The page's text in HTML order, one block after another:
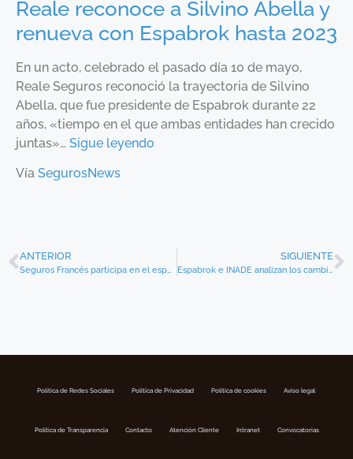
Reale reconoce a Silvino Abella y
renueva con Espabrok hasta 2023
En un acto, celebrado el pasado día 10 de mayo,
Reale Seguros reconoció la trayectoria de Silvino
Abella, que fue presidente de Espabrok durante 22
años, «tiempo en el que ambas entidades han crecido
juntas»… Sigue leyendo
Vía SegurosNews
ANTERIOR
Seguros Francés participa en el especial Asesoría y Seguros del Periódico de Ontinyent
SIGUIENTE
Espabrok e INADE analizan los cambios del Real Decreto 287/2021 en materia de formación
Política de Redes Sociales Politica de Privacidad Política de cookies Aviso legal
Política de Transparencia Contacto Atención Cliente Intranet Convocatorias